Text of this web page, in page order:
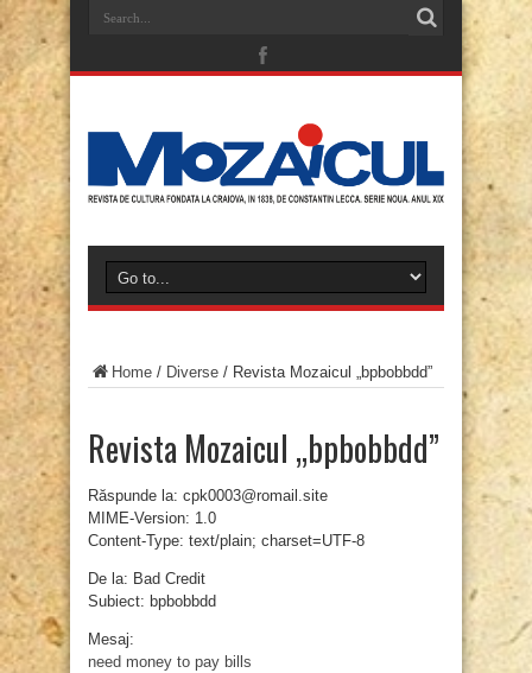
Home / Diverse / Revista Mozaicul „bpbobbdd”
Revista Mozaicul „bpbobbdd”
Răspunde la: cpk0003@romail.site
MIME-Version: 1.0
Content-Type: text/plain; charset=UTF-8
De la: Bad Credit
Subiect: bpbobbdd
Mesaj:
need money to pay bills